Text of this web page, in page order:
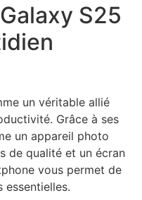
S25
un véritable allié
Grâce à ses
un appareil photo
de qualité et un écran
vous permet de
essentielles.